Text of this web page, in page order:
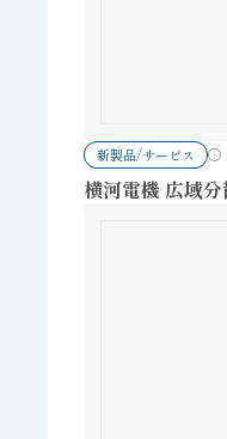
新製品/サービス
横河電機 広域